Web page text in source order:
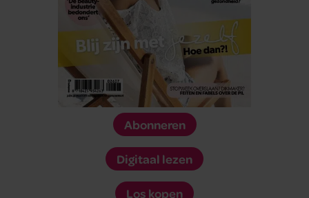
Abonneren
Digitaal lezen
Los kopen